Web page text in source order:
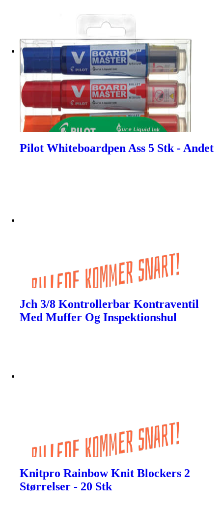
Pilot Whiteboardpen Ass 5 Stk - Andet
Jch 3/8 Kontrollerbar Kontraventil
Med Muffer Og Inspektionshul
Knitpro Rainbow Knit Blockers 2
Størrelser - 20 Stk